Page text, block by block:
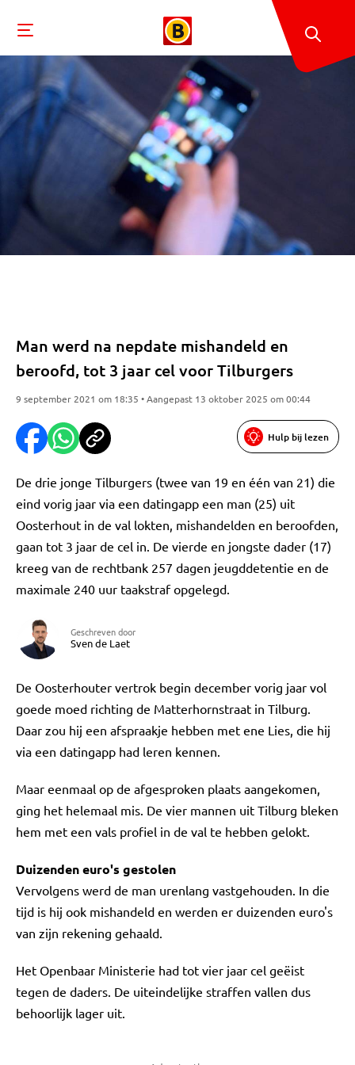
Man werd na nepdate mishandeld en
beroofd, tot 3 jaar cel voor Tilburgers
9 september 2021 om 18:35 • Aangepast 13 oktober 2025 om 00:44
Hulp bij lezen
De drie jonge Tilburgers (twee van 19 en één van 21) die
eind vorig jaar via een datingapp een man (25) uit
Oosterhout in de val lokten, mishandelden en beroofden,
gaan tot 3 jaar de cel in. De vierde en jongste dader (17)
kreeg van de rechtbank 257 dagen jeugddetentie en de
maximale 240 uur taakstraf opgelegd.
Geschreven door
Sven de Laet
De Oosterhouter vertrok begin december vorig jaar vol
goede moed richting de Matterhornstraat in Tilburg.
Daar zou hij een afspraakje hebben met ene Lies, die hij
via een datingapp had leren kennen.
Maar eenmaal op de afgesproken plaats aangekomen,
ging het helemaal mis. De vier mannen uit Tilburg bleken
hem met een vals profiel in de val te hebben gelokt.
Duizenden euro's gestolen
Vervolgens werd de man urenlang vastgehouden. In die
tijd is hij ook mishandeld en werden er duizenden euro's
van zijn rekening gehaald.
Het Openbaar Ministerie had tot vier jaar cel geëist
tegen de daders. De uiteindelijke straffen vallen dus
behoorlijk lager uit.